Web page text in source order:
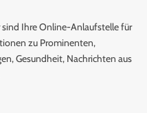
Ihre Online-Anlaufstelle für
zu Prominenten,
Gesundheit, Nachrichten aus